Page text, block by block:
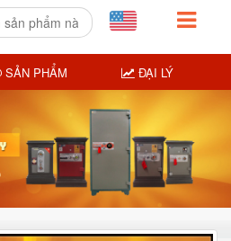
SẢN PHẨM ĐẠI LÝ